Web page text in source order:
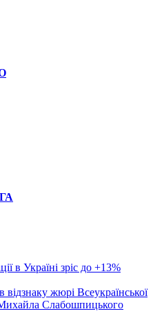
в Україні зріс до +13%
жюрі Всеукраїнської
Михайла Слабошпицького